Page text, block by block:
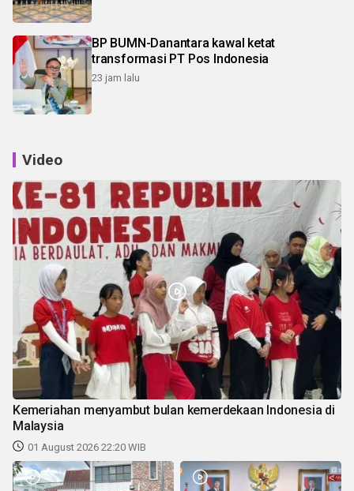
BP BUMN-Danantara kawal ketat
transformasi PT Pos Indonesia
23 jam lalu
Video
Kemeriahan menyambut bulan kemerdekaan Indonesia di
Malaysia
01 August 2026 22:20 WIB